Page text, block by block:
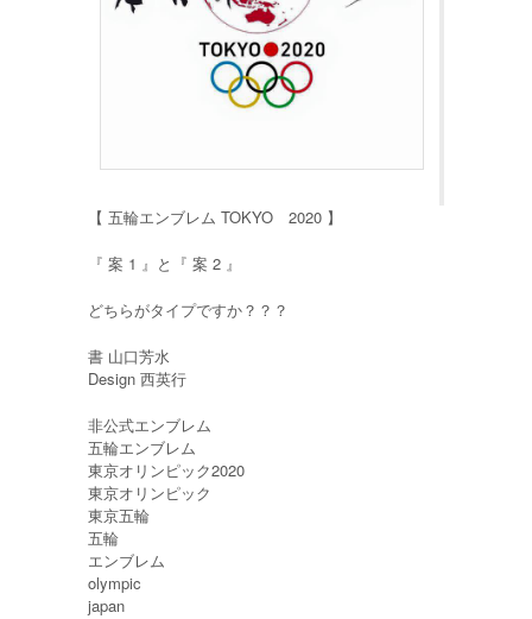
【 五輪エンブレム TOKYO 2020 】
『 案 1 』と『 案 2 』
どちらがタイプですか？？？
書 山口芳水
Design 西英行
‪非公式エンブレム‬
‪五輪エンブレム‬
‪東京オリンピック2020‬
‎東京オリンピック‬
‎東京五輪‬
‪五輪‬
‎エンブレム‬
‎olympic‬
‪japan‬